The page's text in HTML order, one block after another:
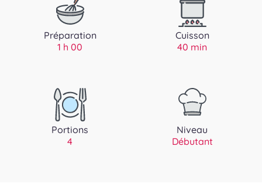
Préparation
1 h 00
Cuisson
40 min
Portions
4
Niveau
Débutant